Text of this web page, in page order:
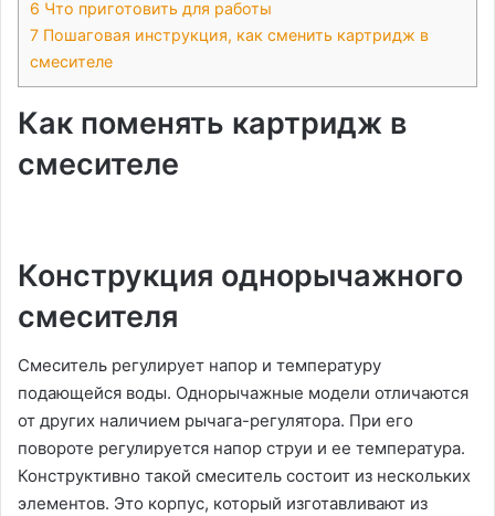
6 Что приготовить для работы
7 Пошаговая инструкция, как сменить картридж в
смесителе
Как поменять картридж в
смесителе
Конструкция однорычажного
смесителя
Смеситель регулирует напор и температуру
подающейся воды. Однорычажные модели отличаются
от других наличием рычага-регулятора. При его
повороте регулируется напор струи и ее температура.
Конструктивно такой смеситель состоит из нескольких
элементов. Это корпус, который изготавливают из